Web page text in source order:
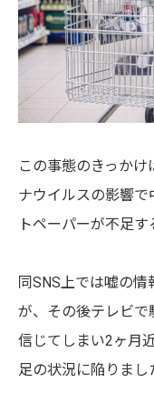
この事態のきっか
ナウイルスの影響で
トペーパーが不足す
同SNS上では嘘の
が、その後テレビ
信じてしまい2ヶ月
足の状況に陥りまし